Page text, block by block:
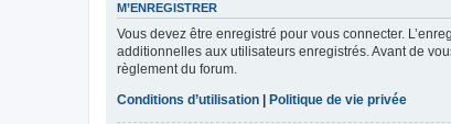
M’ENREGISTRER
Vous devez être enregistré pour vous connecter.
additionnelles aux utilisateurs enregistrés. Avant de
règlement du forum.
Conditions d’utilisation | Politique de vie privée